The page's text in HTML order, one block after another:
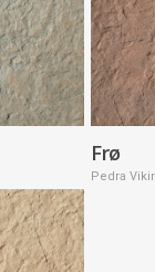
Frø
Pedra